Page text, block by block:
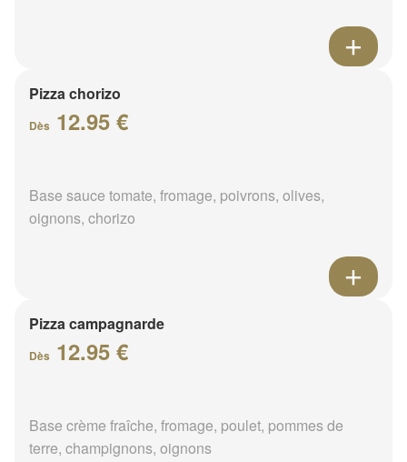
Pizza chorizo
Dès 12.95 €
Base sauce tomate, fromage, poivrons, olives,
oignons, chorizo
Pizza campagnarde
Dès 12.95 €
Base crème fraîche, fromage, poulet, pommes de
terre, champignons, oignons